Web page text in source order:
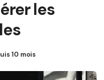
les
10 mois